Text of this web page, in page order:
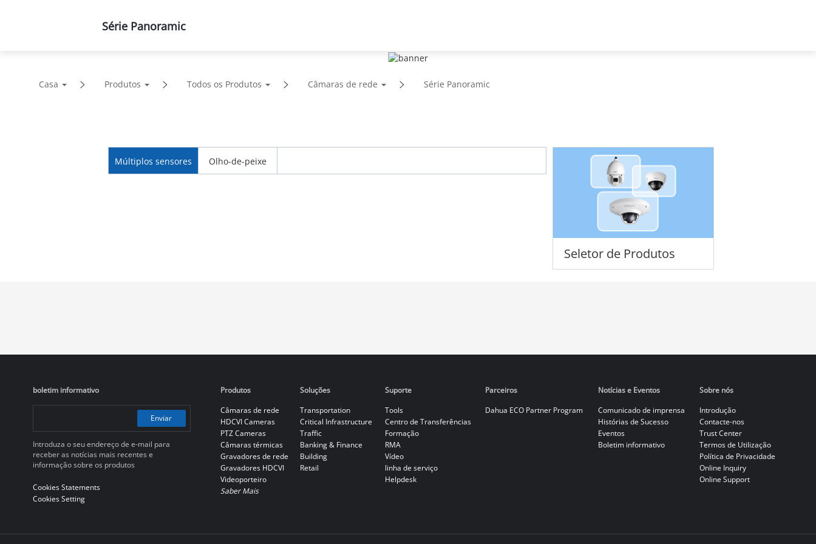
Produtos
Casa Produtos Todos os Produtos Câmaras de rede Série Panoramic
Série Panoramic
Seletor de Produtos
Múltiplos sensores Olho-de-peixe
boletim informativo
Enviar
Introduza o seu endereço de e-mail para
receber as notícias mais recentes e
informação sobre os produtos
Cookies Statements
Cookies Setting
Produtos
Câmaras de rede
HDCVI Cameras
PTZ Cameras
Câmaras térmicas
Gravadores de rede
Gravadores HDCVI
Videoporteiro
Saber Mais
Soluções
Transportation
Critical Infrastructure
Traffic
Banking & Finance
Building
Retail
Suporte
Tools
Centro de Transferências
Formação
RMA
Vídeo
linha de serviço
Helpdesk
Parceiros
Dahua ECO Partner Program
Notícias e Eventos
Comunicado de imprensa
Histórias de Sucesso
Eventos
Boletim informativo
Sobre nós
Introdução
Contacte-nos
Trust Center
Termos de Utilização
Política de Privacidade
Online Inquiry
Online Support